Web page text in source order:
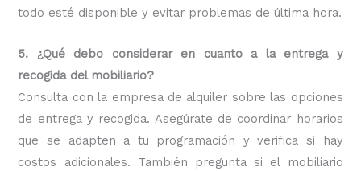
todo esté disponible y evitar problemas de última hora.
5. ¿Qué debo considerar en cuanto a la entrega y
recogida del mobiliario?
Consulta con la empresa de alquiler sobre las opciones
de entrega y recogida. Asegúrate de coordinar horarios
que se adapten a tu programación y verifica si hay
costos adicionales. También pregunta si el mobiliario